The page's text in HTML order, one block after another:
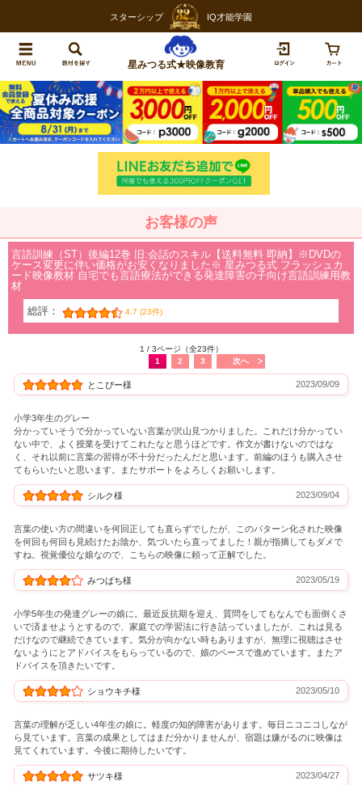
スターシップ IQ才能学園
星みつる式★映像教育
お客様の声
言語訓練（ST）後編12巻 旧:会話のスキル【送料無料 即納】※DVDの
ケース変更に伴い価格がお安くなりました※ 星みつる式 フラッシュカ
ード映像教材 自宅でも言語療法ができる発達障害の子向け言語訓練用教
材
総評： 4.7 (23件)
1 / 3ページ（全23件）
1
2 3 次へ
とこぴー様 2023/09/09
小学3年生のグレー
分かっていそうで分かっていない言葉が沢山見つかりました。これだけ分かってい
ない中で、よく授業を受けてこれたなと思うほどです。作文が書けないのではな
く、それ以前に言葉の習得が不十分だったんだと思います。前編のほうも購入させ
てもらいたいと思います。またサポートをよろしくお願いします。
シルク様 2023/09/04
言葉の使い方の間違いを何回正しても直らずでしたが、このパターン化された映像
を何回も何回も見続けたお陰か、気づいたら直ってました！親が指摘してもダメで
すね。視覚優位な娘なので、こちらの映像に頼って正解でした。
みつばち様 2023/05/19
小学5年生の発達グレーの娘に。最近反抗期を迎え、質問をしてもなんでも面倒くさ
いで済ませようとするので、家庭での学習法に行き詰っていましたが、これは見る
だけなので継続できています。気分が向かない時もありますが、無理に視聴はさせ
ないようにとアドバイスをもらっているので、娘のペースで進めています。またア
ドバイスを頂きたいです。
ショウキチ様 2023/05/10
言葉の理解が乏しい4年生の娘に。軽度の知的障害があります。毎日ニコニコしなが
ら見ています。言葉の成果としてはまだ分かりませんが、宿題は嫌がるのに映像は
見てくれています。今後に期待したいです。
サツキ様 2023/04/27